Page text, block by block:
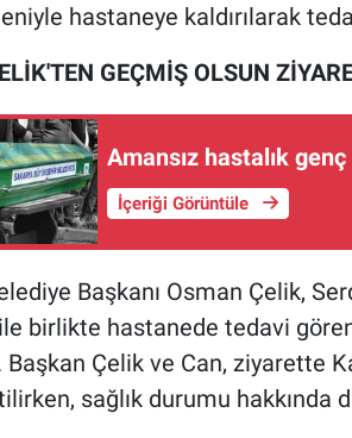
hastaneye kaldırılarak
GEÇMİŞ OLSUN
Amansız hastalık
İçeriği Görüntüle
Başkanı Osman Çelik,
birlikte hastanede tedavi
Çelik ve Can, ziyarette
sağlık durumu hakkında